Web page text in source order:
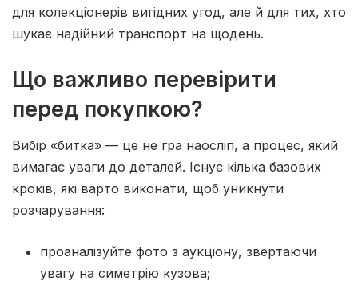
для колекціонерів вигідних угод, але й для тих, хто
шукає надійний транспорт на щодень.
Що важливо перевірити
перед покупкою?
Вибір «битка» — це не гра наосліп, а процес, який
вимагає уваги до деталей. Існує кілька базових
кроків, які варто виконати, щоб уникнути
розчарування:
проаналізуйте фото з аукціону, звертаючи
увагу на симетрію кузова;